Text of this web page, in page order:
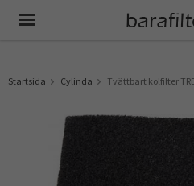
Startsida Cylinda Tvättbart kolfilter